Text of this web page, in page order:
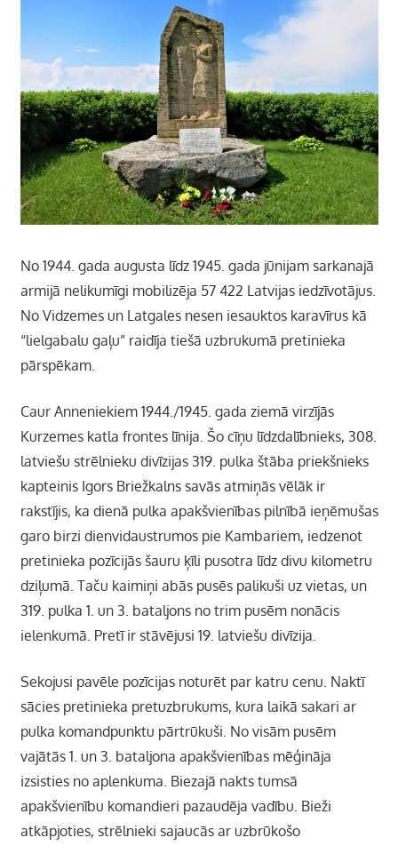
No 1944. gada augusta līdz 1945. gada jūnijam sarkanajā
armijā nelikumīgi mobilizēja 57 422 Latvijas iedzīvotājus.
No Vidzemes un Latgales nesen iesauktos karavīrus kā
“lielgabalu gaļu” raidīja tiešā uzbrukumā pretinieka
pārspēkam.
Caur Anneniekiem 1944./1945. gada ziemā virzījās
Kurzemes katla frontes līnija. Šo cīņu līdzdalībnieks, 308.
latviešu strēlnieku divīzijas 319. pulka štāba priekšnieks
kapteinis Igors Briežkalns savās atmiņās vēlāk ir
rakstījis, ka dienā pulka apakšvienības pilnībā ieņēmušas
garo birzi dienvidaustrumos pie Kambariem, iedzenot
pretinieka pozīcijās šauru ķīli pusotra līdz divu kilometru
dziļumā. Taču kaimiņi abās pusēs palikuši uz vietas, un
319. pulka 1. un 3. bataljons no trim pusēm nonācis
ielenkumā. Pretī ir stāvējusi 19. latviešu divīzija.
Sekojusi pavēle pozīcijas noturēt par katru cenu. Naktī
sācies pretinieka pretuzbrukums, kura laikā sakari ar
pulka komandpunktu pārtrūkuši. No visām pusēm
vajātās 1. un 3. bataljona apakšvienības mēģināja
izsisties no aplenkuma. Biezajā nakts tumsā
apakšvienību komandieri pazaudēja vadību. Bieži
atkāpjoties, strēlnieki sajaucās ar uzbrūkošo